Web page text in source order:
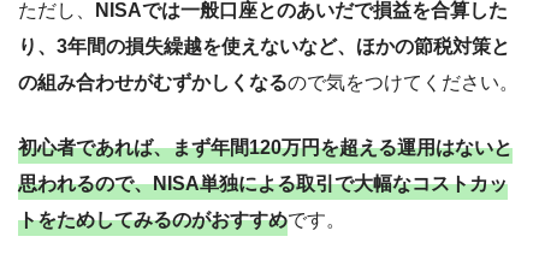
ただし、
NISAでは一般口座とのあいだで損益を合算した
り、3年間の損失繰越を使えないなど、ほかの節税対策と
の組み合わせがむずかしくなるので気をつけてください。
初心者であれば、まず年間120万円を超える運用はないと
思われるので、NISA単独による取引で大幅なコストカッ
トをためしてみるのがおすすめです。